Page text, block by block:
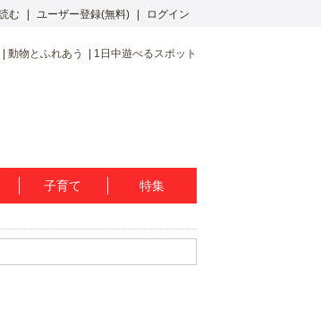
む ユーザー登録(無料) ログイン
動物とふれあう 1日中遊べるスポット
子育て 特集